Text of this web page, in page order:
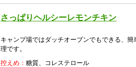
さっぱりヘルシーレモンチキン
キャンプ場ではダッチオーブンでもできる、簡
理です。
控えめ： 糖質、コレステロール